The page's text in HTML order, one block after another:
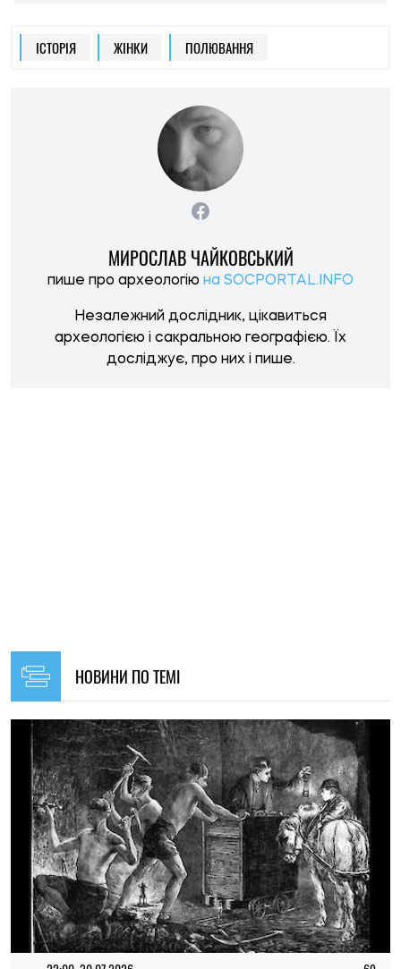
ІСТОРІЯ ЖІНКИ ПОЛЮВАННЯ
МИРОСЛАВ ЧАЙКОВСЬКИЙ
пише про археологію на SOCPORTAL.INFO
Незалежний дослідник, цікавиться
археологією і сакральною географією. Їх
досліджує, про них і пише.
НОВИНИ ПО ТЕМІ